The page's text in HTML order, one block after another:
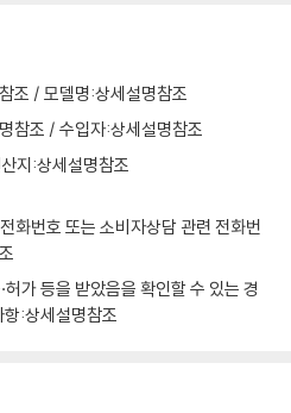
조 / 모델명:상세설명참조
참조 / 수입자:상세설명참조
지:상세설명참조
화번호 또는 소비자상담 관련 전화번
허가 등을 받았음을 확인할 수 있는 경
:상세설명참조